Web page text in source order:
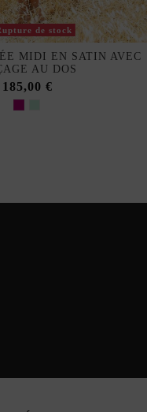
de stock
MIDI EN SATIN AVEC
AU DOS
185,00 €